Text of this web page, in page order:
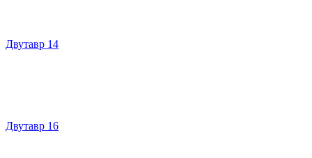
Двутавр 14
Двутавр 16